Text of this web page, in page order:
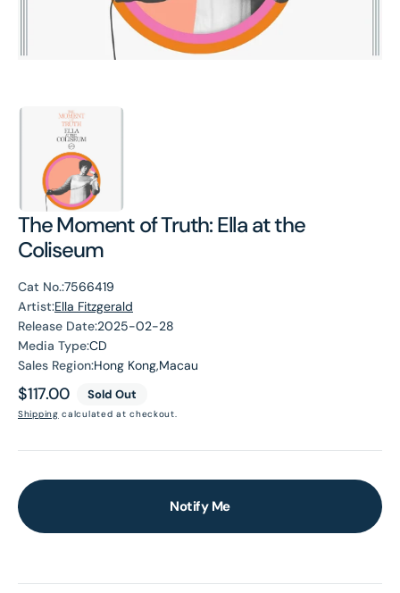
The Moment of Truth: Ella at the
Coliseum
Cat No.:7566419
Artist:Ella Fitzgerald
Release Date:2025-02-28
Media Type:CD
Sales Region:Hong Kong,Macau
Regular
price
$117.00 Sold Out
Shipping calculated at checkout.
Notify Me